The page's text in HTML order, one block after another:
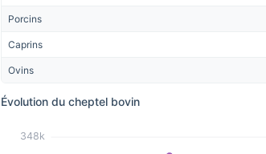
Porcins
Caprins
Ovins
Évolution du cheptel bovin
348k